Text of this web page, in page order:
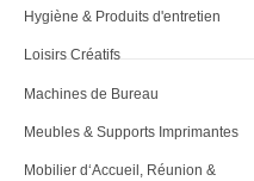
Hygiène & Produits d'entretien
Loisirs Créatifs
Machines de Bureau
Meubles & Supports Imprimantes
Mobilier d‘Accueil, Réunion &